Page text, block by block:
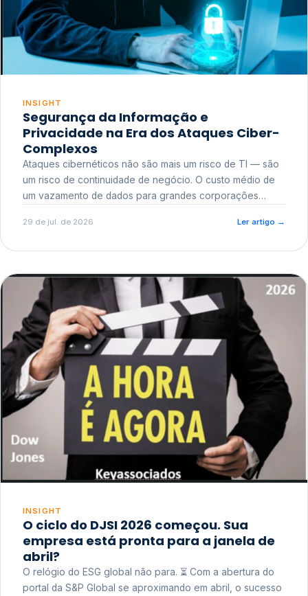
INSIGHT
Segurança da Informação e
Privacidade na Era dos Ataques Ciber-
Complexos
Ataques cibernéticos não são mais um risco de TI — são
um risco de continuidade de negócio. O custo médio de
um vazamento de dados para grandes corporações
reputacional e o risco regulatório junto a órgãos como a
29 de jul. de 2026 Ler artigo →
INSIGHT
O ciclo do DJSI 2026 começou. Sua
empresa está pronta para a janela de
abril?
O relógio do ESG global não para. ⏳ Com a abertura do
portal da S&P Global se aproximando em abril, o sucesso